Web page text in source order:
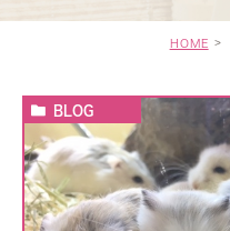
HOME
BLOG